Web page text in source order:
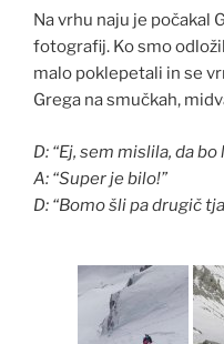
Na vrhu naju je počakal
fotografij. Ko smo
malo poklepetali in se
Grega na smučkah,
D: “Ej, sem mislila, da
A: “Super je bilo!”
D: “Bomo šli pa drugič